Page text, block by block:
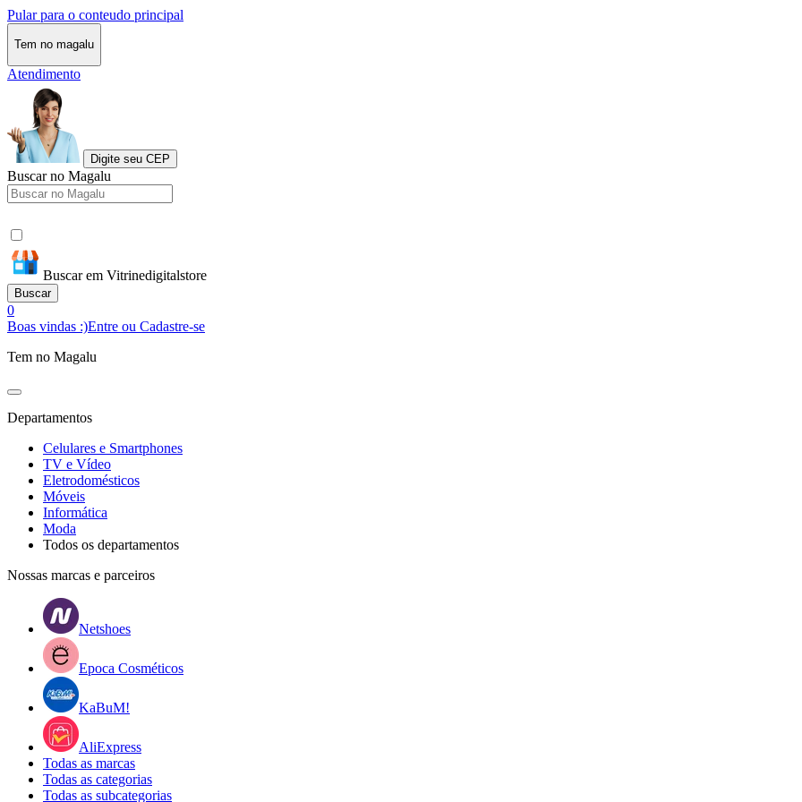
Pular para o conteudo principal
Tem no magalu
Atendimento
Digite seu CEP
Buscar no Magalu
Buscar em Vitrinedigitalstore
Buscar
0
Boas vindas :)Entre ou Cadastre-se
Tem no Magalu
Departamentos
Celulares e Smartphones
TV e Vídeo
Eletrodomésticos
Móveis
Informática
Moda
Todos os departamentos
Nossas marcas e parceiros
Netshoes
Epoca Cosméticos
KaBuM!
AliExpress
Todas as marcas
Todas as categorias
Todas as subcategorias